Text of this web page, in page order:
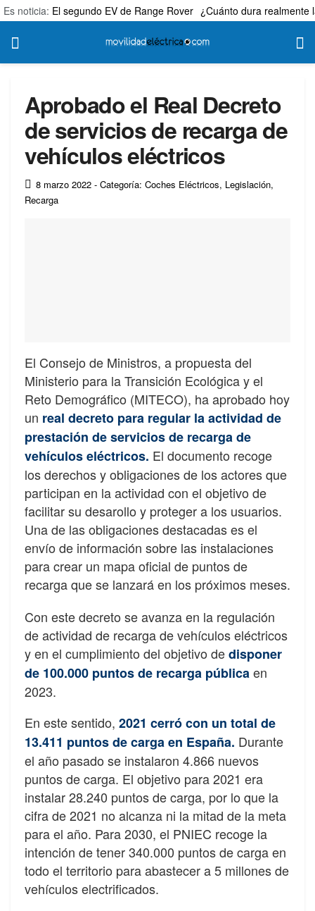
Es noticia: El segundo EV de Range Rover ¿Cuánto dura realmente
Aprobado el Real Decreto
de servicios de recarga de
vehículos eléctricos
8 marzo 2022 - Categoría: Coches Eléctricos, Legislación,
Recarga
El Consejo de Ministros, a propuesta del
Ministerio para la Transición Ecológica y el
Reto Demográfico (MITECO), ha aprobado hoy
un real decreto para regular la actividad de
prestación de servicios de recarga de
vehículos eléctricos. El documento recoge
los derechos y obligaciones de los actores que
participan en la actividad con el objetivo de
facilitar su desarollo y proteger a los usuarios.
Una de las obligaciones destacadas es el
envío de información sobre las instalaciones
para crear un mapa oficial de puntos de
recarga que se lanzará en los próximos meses.
Con este decreto se avanza en la regulación
de actividad de recarga de vehículos eléctricos
y en el cumplimiento del objetivo dedisponer
de 100.000 puntos de recarga públicaen
2023.
En este sentido, 2021 cerró con un total de
13.411 puntos de carga en España. Durante
el año pasado se instalaron 4.866 nuevos
puntos de carga. El objetivo para 2021 era
instalar 28.240 puntos de carga, por lo que la
cifra de 2021 no alcanza ni la mitad de la meta
para el año. Para 2030, el PNIEC recoge la
intención de tener 340.000 puntos de carga en
todo el territorio para abastecer a 5 millones de
vehículos electrificados.